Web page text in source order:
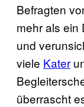
Befragten
mehr als ein
und
viele Kater
überrascht